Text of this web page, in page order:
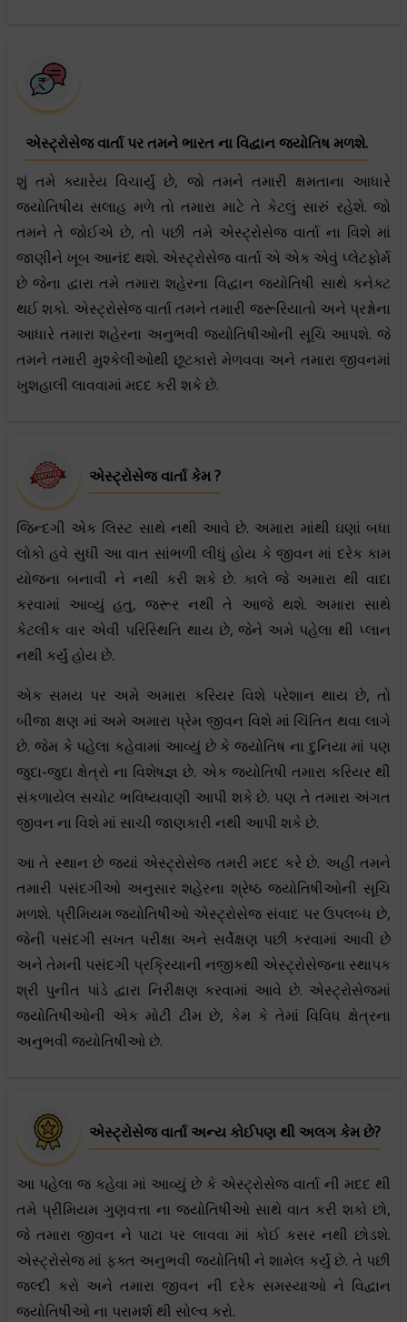
એસ્ટ્રોસેજ વાર્તા પર તમને ભારત ના વિદ્વાન જ્યોતિષ મળશે.
શું તમે ક્યારેય વિચાર્યું છે, જો તમને તમારી ક્ષમતાના આધારે
જ્યોતિષીય સલાહ મળે તો તમારા માટે તે કેટલું સારું રહેશે. જો
તમને તે જોઈએ છે, તો પછી તમે એસ્ટ્રોસેજ વાર્તા ના વિશે માં
જાણીને ખૂબ આનંદ થશે. એસ્ટ્રોસેજ વાર્તા એ એક એવું પ્લેટફોર્મ
છે જેના દ્વારા તમે તમારા શહેરના વિદ્વાન જ્યોતિષી સાથે કનેક્ટ
થઈ શકો. એસ્ટ્રોસેજ વાર્તા તમને તમારી જરૂરિયાતો અને પ્રશ્નોના
આધારે તમારા શહેરના અનુભવી જ્યોતિષીઓની સૂચિ આપશે. જે
તમને તમારી મુશ્કેલીઓથી છૂટકારો મેળવવા અને તમારા જીવનમાં
ખુશહાલી લાવવામાં મદદ કરી શકે છે.
એસ્ટ્રોસેજ વાર્તા કેમ ?
જિન્દગી એક લિસ્ટ સાથે નથી આવે છે. અમારા માંથી ઘણાં બધા
લોકો હવે સુધી આ વાત સાંભળી લીધું હોય કે જીવન માં દરેક કામ
યોજના બનાવી ને નથી કરી શકે છે. કાલે જે અમારા થી વાદા
કરવામાં આવ્યું હતુ, જરૂર નથી તે આજે થશે. અમારા સાથે
કેટલીક વાર એવી પરિસ્થિતિ થાય છે, જેને અમે પહેલા થી પ્લાન
નથી કર્યું હોય છે.
એક સમય પર અમે અમારા કરિયર વિશે પરેશાન થાય છે, તો
બીજા ક્ષણ માં અમે અમારા પ્રેમ જીવન વિશે માં ચિંતિત થવા લાગે
છે. જેમ કે પહેલા કહેવામાં આવ્યું છે કે જ્યોતિષ ના દુનિયા માં પણ
જુદા-જુદા ક્ષેત્રો ના વિશેષજ્ઞ છે. એક જ્યોતિષી તમારા કરિયર થી
સંકળાયેલ સચોટ ભવિષ્યવાણી આપી શકે છે. પણ તે તમારા અંગત
જીવન ના વિશે માં સાચી જાણકારી નથી આપી શકે છે.
આ તે સ્થાન છે જ્યાં એસ્ટ્રોસેજ તમરી મદદ કરે છે. અહીં તમને
તમારી પસંદગીઓ અનુસાર શહેરના શ્રેષ્ઠ જ્યોતિષીઓની સૂચિ
મળશે. પ્રીમિયમ જ્યોતિષીઓ એસ્ટ્રોસેજ સંવાદ પર ઉપલબ્ધ છે,
જેની પસંદગી સખત પરીક્ષા અને સર્વેક્ષણ પછી કરવામાં આવી છે
અને તેમની પસંદગી પ્રક્રિયાની નજીકથી એસ્ટ્રોસેજના સ્થાપક
શ્રી પુનીત પાંડે દ્વારા નિરીક્ષણ કરવામાં આવે છે. એસ્ટ્રોસેજમાં
જ્યોતિષીઓની એક મોટી ટીમ છે, કેમ કે તેમાં વિવિધ ક્ષેત્રના
અનુભવી જ્યોતિષીઓ છે.
એસ્ટ્રોસેજ વાર્તા અન્ય કોઈપણ થી અલગ કેમ છે?
આ પહેલા જ કહેવા માં આવ્યું છે કે એસ્ટ્રોસેજ વાર્તા ની મદદ થી
તમે પ્રીમિયમ ગુણવત્તા ના જ્યોતિષીઓ સાથે વાત કરી શકો છો,
જે તમારા જીવન ને પાટા પર લાવવા માં કોઈ કસર નથી છોડશે.
એસ્ટ્રોસેજ માં ફક્ત અનુભવી જ્યોતિષી ને શામેલ કર્યું છે. તે પછી
જલ્દી કરો અને તમારા જીવન ની દરેક સમસ્યાઓ ને વિદ્વાન
જ્યોતિષીઓ ના પરામર્શ થી સોલ્વ કરો.